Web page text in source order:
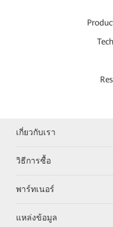
เกี่ยวกับเรา
วิธีการซื้อ
พาร์ทเนอร์
แหล่งข้อมูล